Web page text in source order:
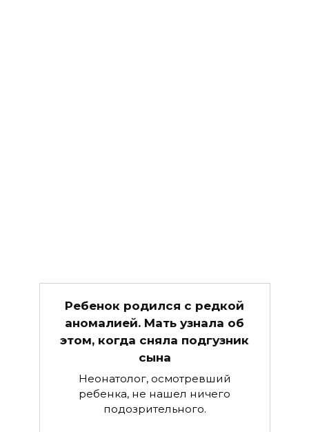
Ребенок родился с редкой
аномалией. Мать узнала об
этом, когда сняла подгузник
сына
Неонатолог, осмотревший
ребенка, не нашел ничего
подозрительного.